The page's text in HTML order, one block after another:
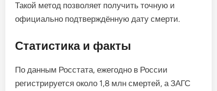
Такой метод позволяет получить точную и
официально подтверждённую дату смерти.
Статистика и факты
По данным Росстата, ежегодно в России
регистрируется около 1,8 млн смертей, а ЗАГС